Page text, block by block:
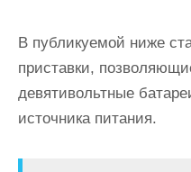
В публикуемой ниже
приставки,
девятивольтные
источника питания.